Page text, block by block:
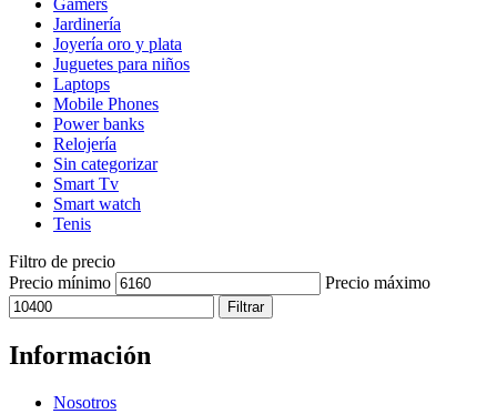
Jardinería
Joyería oro y plata
Juguetes para niños
Laptops
Mobile Phones
Power banks
Relojería
Sin categorizar
Smart Tv
Smart watch
Tenis
Filtro de precio
Precio mínimo
Precio máximo
Filtrar
Información
Nosotros